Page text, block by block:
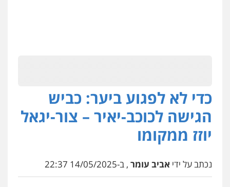
כדי לא לפגוע ביער: כביש
הגישה לכוכב-יאיר – צור-יגאל
יוזז ממקומו
נכתב על ידי אביב עומר , ב-14/05/2025 22:37